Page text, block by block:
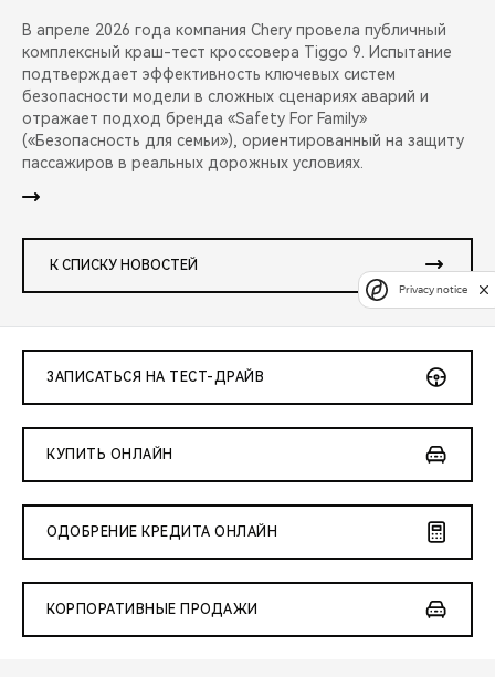
В апреле 2026 года компания Chery провела публичный
комплексный краш-тест кроссовера Tiggo 9. Испытание
подтверждает эффективность ключевых систем
безопасности модели в сложных сценариях аварий и
отражает подход бренда «Safety For Family»
(«Безопасность для семьи»), ориентированный на защиту
пассажиров в реальных дорожных условиях.
К СПИСКУ НОВОСТЕЙ
ЗАПИСАТЬСЯ НА ТЕСТ-ДРАЙВ
КУПИТЬ ОНЛАЙН
ОДОБРЕНИЕ КРЕДИТА ОНЛАЙН
КОРПОРАТИВНЫЕ ПРОДАЖИ
Privacy notice